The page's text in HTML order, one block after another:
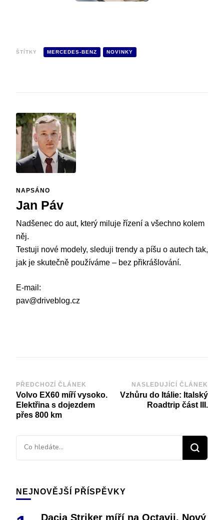
ŠTÍTKY MERCEDES-BENZ NOVINKY
NAPSÁNO
Jan Páv
Nadšenec do aut, který miluje řízení a všechno kolem
něj.
Testuji nové modely, sleduji trendy a píšu o autech tak,
jak je skutečně používáme – bez přikrášlování.
E-mail:
pav@driveblog.cz
PŘEDCHOZÍ ČLÁNEK
Volvo EX60 míří vysoko.
Elektřina s dojezdem
přes 800 km
NASLEDUJÍCÍ ČLÁNEK
Vzhůru do Itálie: Italský
Roadtrip část III.
NEJNOVĚJŠÍ PŘÍSPĚVKY
Dacia Striker míří na Octavii. Nový